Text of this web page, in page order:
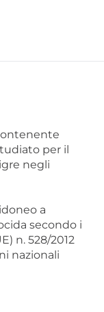
per il
negli
a
secondo i
n. 528/2012
nazionali